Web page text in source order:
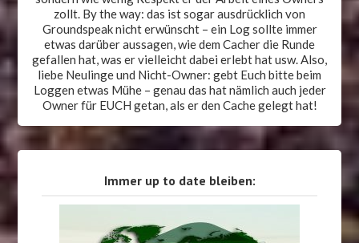
zollt. By the way: das ist sogar ausdrücklich von
Groundspeak nicht erwünscht – ein Log sollte immer
etwas darüber aussagen, wie dem Cacher die Runde
gefallen hat, was er vielleicht dabei erlebt hat usw. Also,
liebe Neulinge und Nicht-Owner: gebt Euch bitte beim
Loggen etwas Mühe – genau das hat nämlich auch jeder
Owner für EUCH getan, als er den Cache gelegt hat!
Immer up to date bleiben: